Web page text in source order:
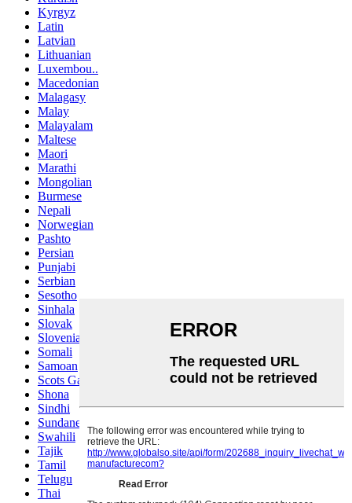
Kyrgyz
Latin
Latvian
Lithuanian
Luxembou..
Macedonian
Malagasy
Malay
Malayalam
Maltese
Maori
Marathi
Mongolian
Burmese
Nepali
Norwegian
Pashto
Persian
Punjabi
Serbian
Sesotho
Sinhala
Slovak
Slovenian
Somali
Samoan
Scots Gaelic
Shona
Sindhi
Sundanese
Swahili
Tajik
Tamil
Telugu
Thai